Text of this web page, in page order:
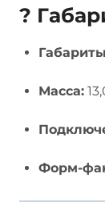
?
Масса:
Форм-